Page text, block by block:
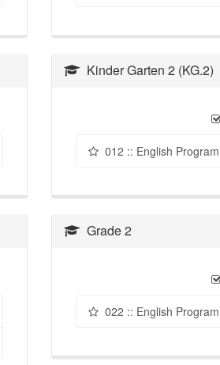
Kinder Garten 2 (KG.2)
012 :: English Program
Grade 2
022 :: English Program